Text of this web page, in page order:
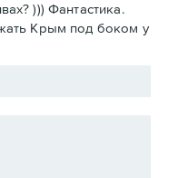
))) Фантастика.
Крым под боком у